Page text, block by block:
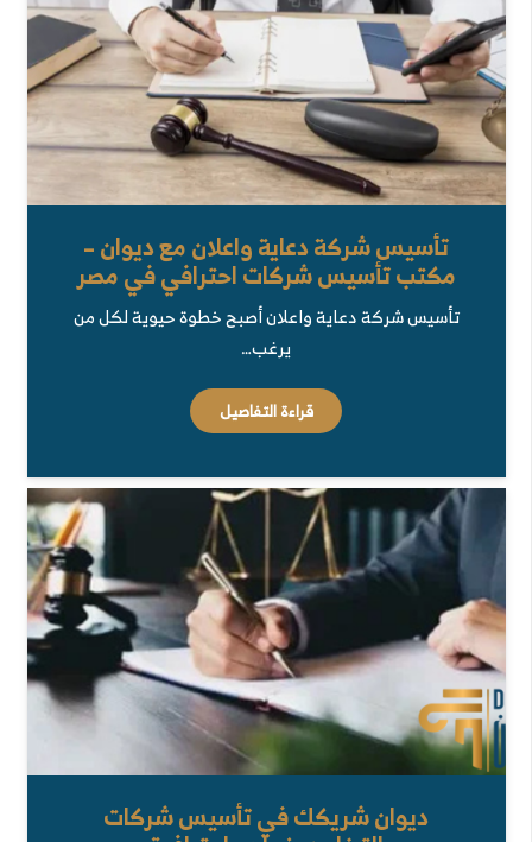
تأسيس شركة دعاية واعلان مع ديوان –
مكتب تأسيس شركات احترافي في مصر
تأسيس شركة دعاية واعلان أصبح خطوة حيوية لكل من
يرغب…
قراءة التفاصيل
ديوان شريكك في تأسيس شركات